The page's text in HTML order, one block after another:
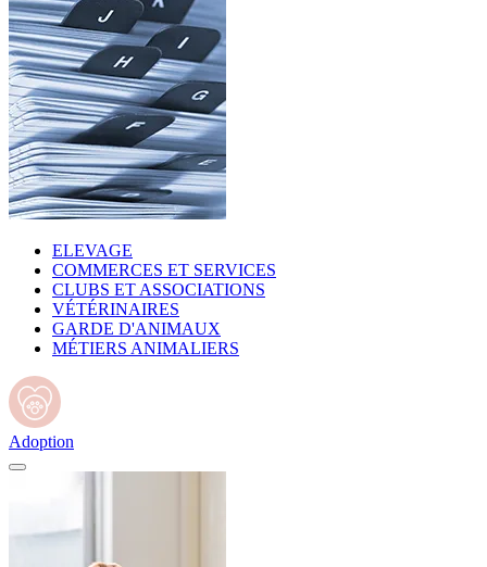
ELEVAGE
COMMERCES ET SERVICES
CLUBS ET ASSOCIATIONS
VÉTÉRINAIRES
GARDE D'ANIMAUX
MÉTIERS ANIMALIERS
Adoption